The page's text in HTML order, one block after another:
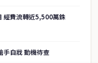
經費流轉近5,500萬銖
手自戕 動機待查
地產